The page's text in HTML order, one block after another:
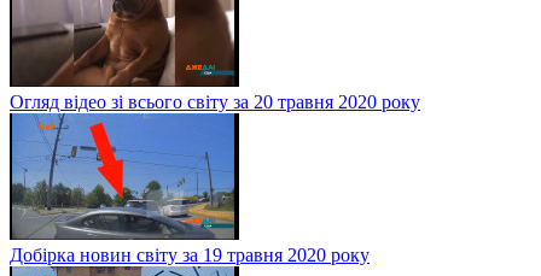
Огляд відео зі всього світу за 20 травня 2020 року
Добірка новин світу за 19 травня 2020 року